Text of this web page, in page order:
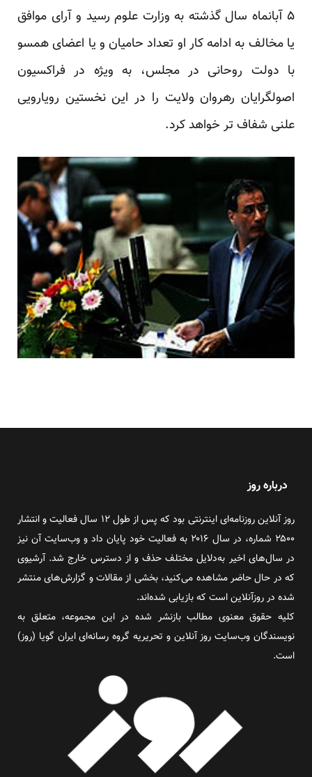
۵ آبانماه سال گذشته به وزارت علوم رسید و آرای موافق
یا مخالف به ادامه کار او تعداد حامیان و یا اعضای همسو
با دولت روحانی در مجلس، به ویژه در فراکسیون
اصولگرایان رهروان ولایت را در این نخستین رویارویی
علنی شفاف تر خواهد کرد.
درباره روز
روز آنلاین روزنامه‌ای اینترنتی بود که پس از طول ۱۲ سال فعالیت و انتشار
۲۵۰۰ شماره، در سال ۲۰۱۶ به فعالیت خود پایان داد و وب‌سایت آن نیز
در سال‌های اخیر به‌دلایل مختلف حذف و از دسترس خارج شد. آرشیوی
که در حال حاضر مشاهده می‌کنید، بخشی از مقالات و گزارش‌های منتشر
شده در روزآنلاین است که بازیابی شده‌اند.
کلیه حقوق معنوی مطالب بازنشر شده در این مجموعه، متعلق به
نویسندگان وب‌سایت روز آنلاین و تحریریه گروه رسانه‌ای ایران گویا (روز)
است.